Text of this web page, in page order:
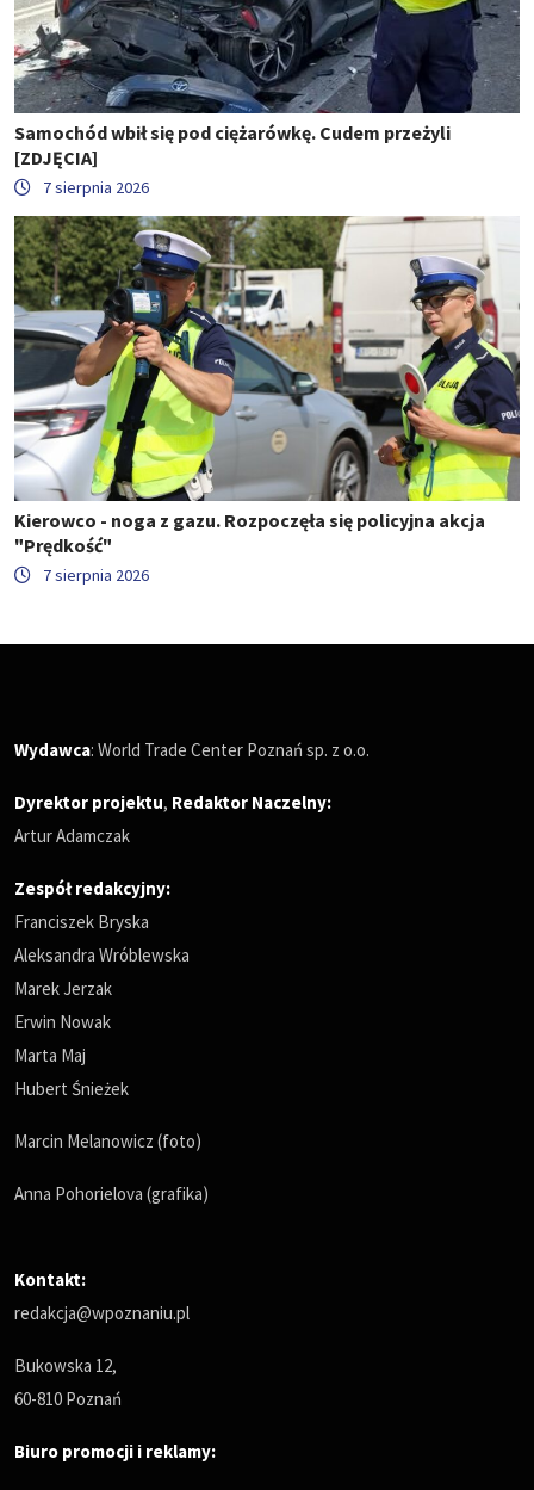
Samochód wbił się pod ciężarówkę. Cudem przeżyli
[ZDJĘCIA]
7 sierpnia 2026
Kierowco - noga z gazu. Rozpoczęła się policyjna akcja
"Prędkość"
7 sierpnia 2026
Wydawca: World Trade Center Poznań sp. z o.o.
Dyrektor projektu, Redaktor Naczelny:
Artur Adamczak
Zespół redakcyjny:
Franciszek Bryska
Aleksandra Wróblewska
Marek Jerzak
Erwin Nowak
Marta Maj
Hubert Śnieżek
Marcin Melanowicz (foto)
Anna Pohorielova (grafika)
Kontakt:
redakcja@wpoznaniu.pl
Bukowska 12,
60-810 Poznań
Biuro promocji i reklamy: